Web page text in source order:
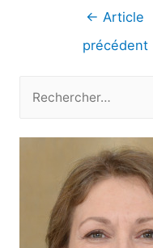
Navigation
← Article
précédent
c